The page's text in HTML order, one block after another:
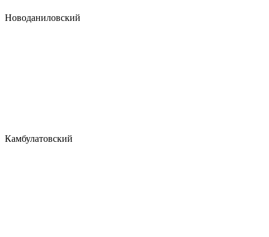
Новоданиловский
Камбулатовский